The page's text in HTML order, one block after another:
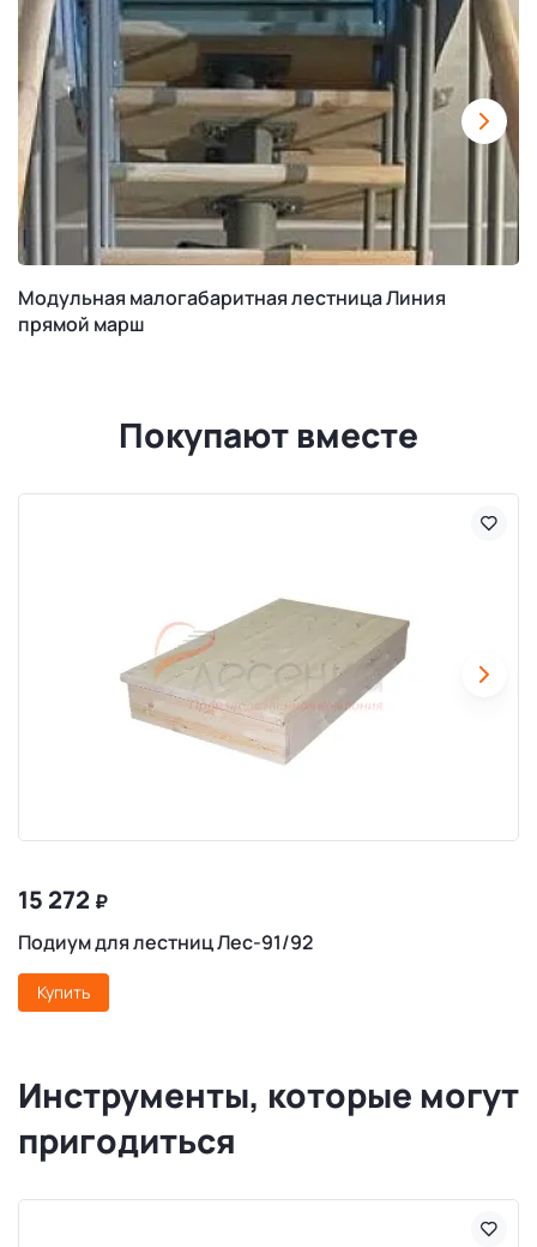
Модульная малогабаритная лестница Линия
прямой марш
Покупают вместе
15 272 ₽
Подиум для лестниц Лес-91/92
Купить
Инструменты, которые могут
пригодиться